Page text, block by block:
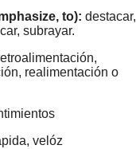
to): destacar,
subrayar.
realimentación o
velóz